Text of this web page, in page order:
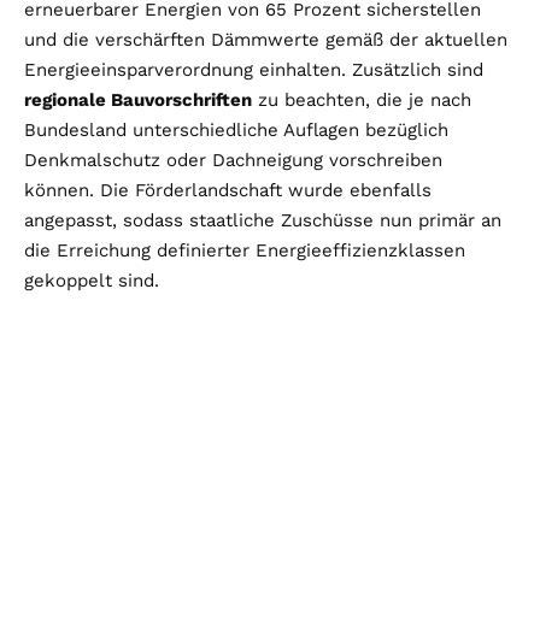
erneuerbarer Energien von 65 Prozent sicherstellen
und die verschärften Dämmwerte gemäß der aktuellen
Energieeinsparverordnung einhalten. Zusätzlich sind
regionale Bauvorschriften zu beachten, die je nach
Bundesland unterschiedliche Auflagen bezüglich
Denkmalschutz oder Dachneigung vorschreiben
können. Die Förderlandschaft wurde ebenfalls
angepasst, sodass staatliche Zuschüsse nun primär an
die Erreichung definierter Energieeffizienzklassen
gekoppelt sind.